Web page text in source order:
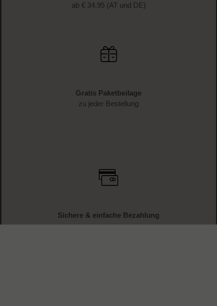
ab € 34.95 (AT und DE)
Gratis Paketbeilage
zu jeder Bestellung
Sichere & einfache Bezahlung